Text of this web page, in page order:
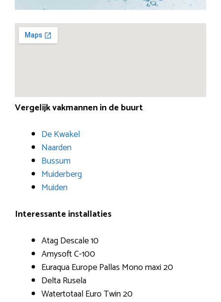
Vergelijk vakmannen in de buurt
De Kwakel
Naarden
Bussum
Muiderberg
Muiden
Interessante installaties
Atag Descale 10
Amysoft C-100
Euraqua Europe Pallas Mono maxi 20
Delta Rusela
Watertotaal Euro Twin 20